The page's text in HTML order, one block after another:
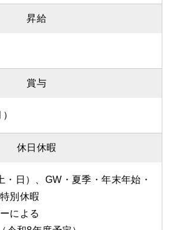
昇給
賞与
休日休暇
・日）、GW・夏季・年末年始・
別休暇
による